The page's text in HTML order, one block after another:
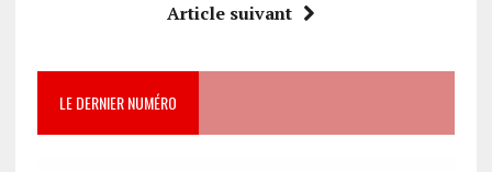
Article suivant
LE DERNIER NUMÉRO